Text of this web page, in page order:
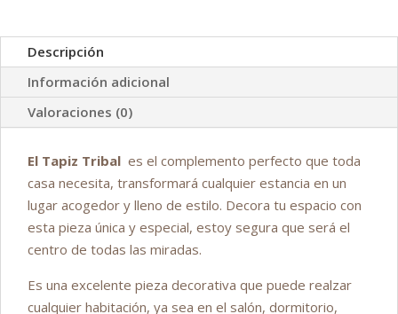
cantidadDescripción
Información adicional
Valoraciones (0)
El Tapiz Tribal es el complemento perfecto que toda
casa necesita, transformará cualquier estancia en un
lugar acogedor y lleno de estilo. Decora tu espacio con
esta pieza única y especial, estoy segura que será el
centro de todas las miradas.
Es una excelente pieza decorativa que puede realzar
cualquier habitación, ya sea en el salón, dormitorio,